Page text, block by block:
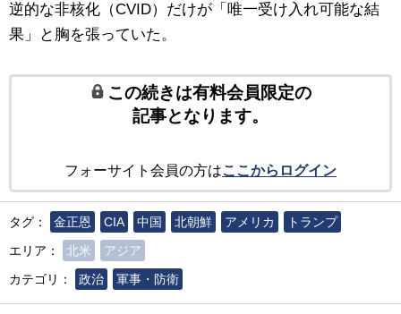
逆的な非核化（CVID）だけが「唯一受け入れ可能な結
果」と胸を張っていた。
この続きは有料会員限定の
記事となります。
フォーサイト会員の方はここからログイン
タグ： 金正恩 CIA 中国 北朝鮮 アメリカ
トランプ
エリア：
北米
アジア
カテゴリ：
政治 軍事・防衛